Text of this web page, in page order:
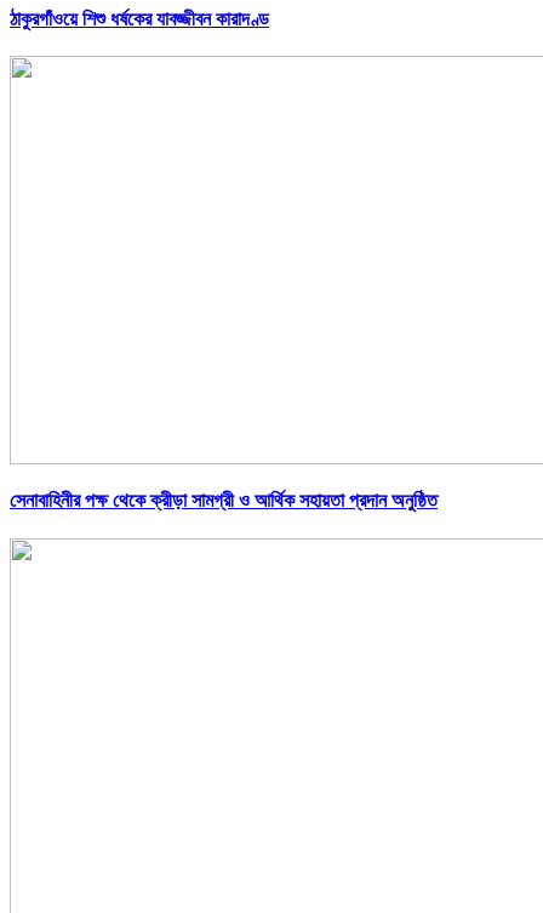
ঠাকুরগাঁওয়ে শিশু ধর্ষকের যাবজ্জীবন কারাদণ্ড
সেনাবাহিনীর পক্ষ থেকে ক্রীড়া সামগ্রী ও আর্থিক সহায়তা প্রদান অনুষ্ঠিত